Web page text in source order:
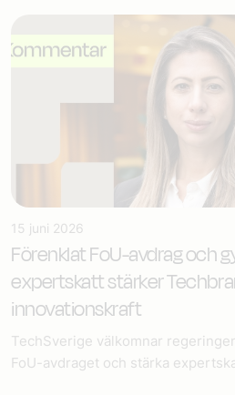
15 juni 2026
Förenklat FoU-avdrag och
expertskatt stärker
innovationskraft
TechSverige välkomnar
FoU-avdraget och stärka